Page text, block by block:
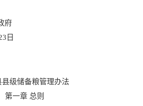
县级储备粮管理办法
第一章 总则